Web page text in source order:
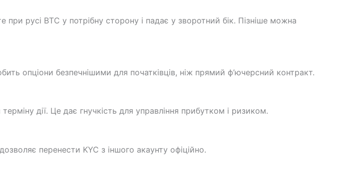
русі BTC у потрібну сторону і падає у зворотний бік. Пізніше можна
опціони безпечнішими для початківців, ніж прямий ф’ючерсний контракт.
дії. Це дає гнучкість для управління прибутком і ризиком.
перенести KYC з іншого акаунту офіційно.